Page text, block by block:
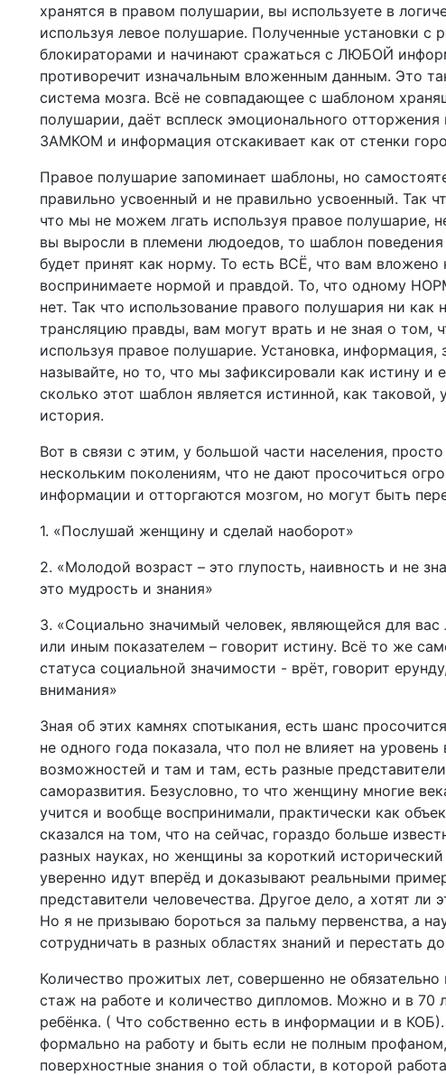
хранятся в правом полушарии, вы используете в
используя левое полушарие. Полученные установки с
блокираторами и начинают сражаться с ЛЮБОЙ
противоречит изначальным вложенным данным. Это
система мозга. Всё не совпадающее с шаблоном
полушарии, даёт всплеск эмоционального отторжения
ЗАМКОМ и информация отскакивает как от стенки
Правое полушарие запоминает шаблоны, но
правильно усвоенный и не правильно усвоенный. Так
что мы не можем лгать используя правое полушарие,
вы выросли в племени людоедов, то шаблон
будет принят как норму. То есть ВСЁ, что вам
воспринимаете нормой и правдой. То, что одному
нет. Так что использование правого полушария ни как
трансляцию правды, вам могут врать и не зная о том,
используя правое полушарие. Установка, информация,
называйте, но то, что мы зафиксировали как истину и
сколько этот шаблон является истинной, как таковой,
история.
Вот в связи с этим, у большой части населения,
нескольким поколениям, что не дают просочиться
информации и отторгаются мозгом, но могут быть
1. «Послушай женщину и сделай наоборот»
2. «Молодой возраст – это глупость, наивность и не
это мудрость и знания»
3. «Социально значимый человек, являющейся для
или иным показателем – говорит истину. Всё то же
статуса социальной значимости - врёт, говорит
внимания»
Зная об этих камнях спотыкания, есть шанс
не одного года показала, что пол не влияет на
возможностей и там и там, есть разные
саморазвития. Безусловно, то что женщину многие
учится и вообще воспринимали, практически как
сказался на том, что на сейчас, гораздо больше
разных науках, но женщины за короткий исторический
уверенно идут вперёд и доказывают реальными
представители человечества. Другое дело, а хотят ли
Но я не призываю бороться за пальму первенства, а
сотрудничать в разных областях знаний и перестать
Количество прожитых лет, совершенно не обязательно
стаж на работе и количество дипломов. Можно и в 70
ребёнка. ( Что собственно есть в информации и в
формально на работу и быть если не полным
поверхностные знания о той области, в которой